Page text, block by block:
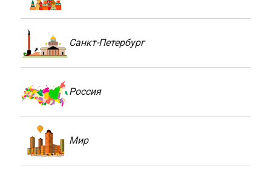
Санкт-Петербург
Россия
Мир